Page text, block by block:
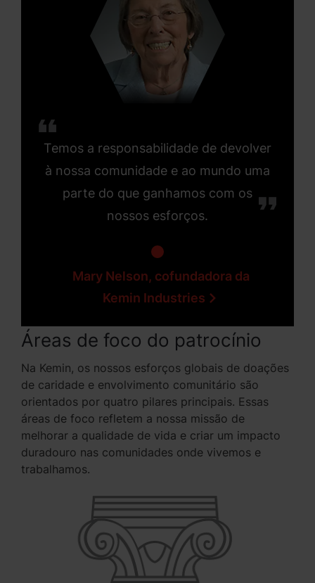
Temos a responsabilidade de devolver
à nossa comunidade e ao mundo uma
parte do que ganhamos com os
nossos esforços.
Mary Nelson, cofundadora da
Kemin Industries
Áreas de foco do patrocínio
Na Kemin, os nossos esforços globais de doações
de caridade e envolvimento comunitário são
orientados por quatro pilares principais. Essas
áreas de foco refletem a nossa missão de
melhorar a qualidade de vida e criar um impacto
duradouro nas comunidades onde vivemos e
trabalhamos.